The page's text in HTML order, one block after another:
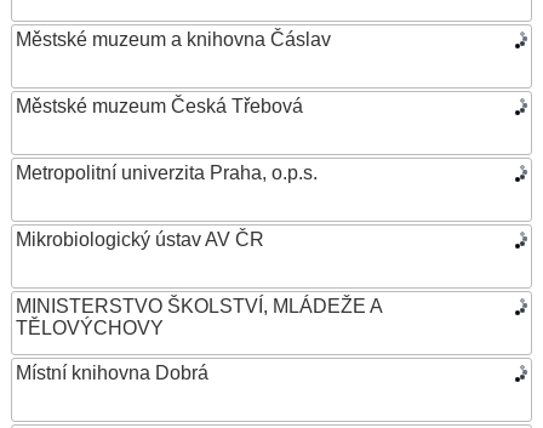
Městské muzeum a knihovna Čáslav
Městské muzeum Česká Třebová
Metropolitní univerzita Praha, o.p.s.
Mikrobiologický ústav AV ČR
MINISTERSTVO ŠKOLSTVÍ, MLÁDEŽE A
TĚLOVÝCHOVY
Místní knihovna Dobrá